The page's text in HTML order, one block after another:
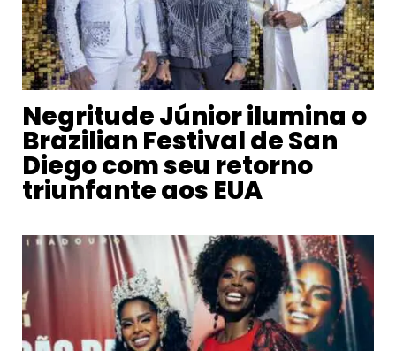
Negritude Júnior ilumina o
Brazilian Festival de San
Diego com seu retorno
triunfante aos EUA